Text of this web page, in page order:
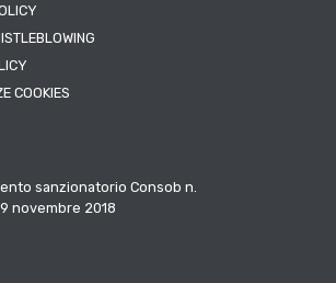
COOKIES
sanzionatorio Consob n.
novembre 2018